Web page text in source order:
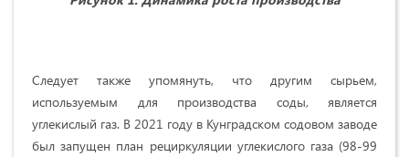
Следует также упомянуть, что другим сырьем,
используемым для производства соды, является
углекислый газ. В 2021 году в Кунградском содовом заводе
был запущен план рециркуляции углекислого газа (98-99